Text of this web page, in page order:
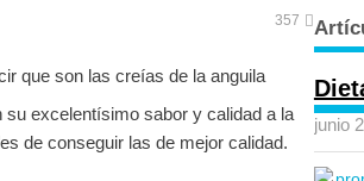
357
que son las creías de la anguila
excelentísimo sabor y calidad a la
de conseguir las de mejor calidad.
junio